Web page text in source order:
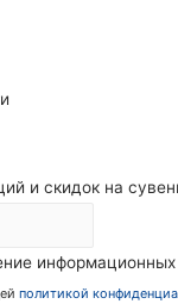
и скидок на
политикой